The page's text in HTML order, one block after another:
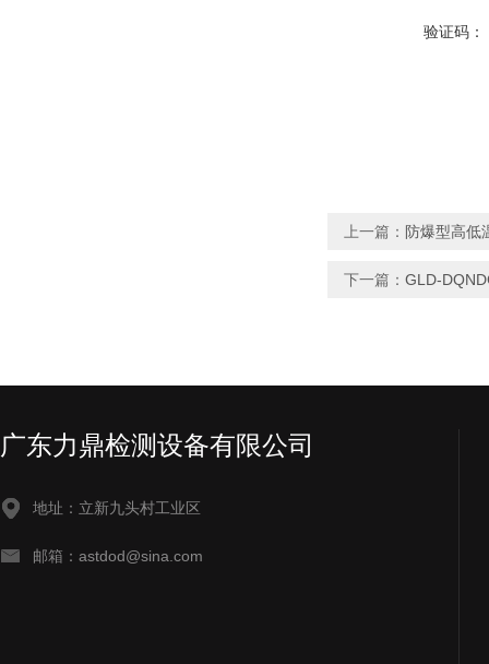
验证码：
上一篇： 防爆型高低
下一篇： GLD-
广东力鼎检测设备有限公司
地址：立新九头村工业区
邮箱：astdod@sina.com